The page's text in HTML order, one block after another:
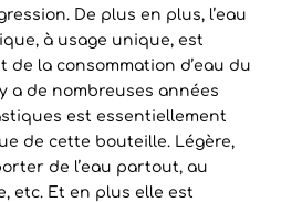
De plus en plus, l’eau
à usage unique, est
de la consommation d’eau du
a de nombreuses années
est essentiellement
de cette bouteille. Légère,
de l’eau partout, au
etc. Et en plus elle est